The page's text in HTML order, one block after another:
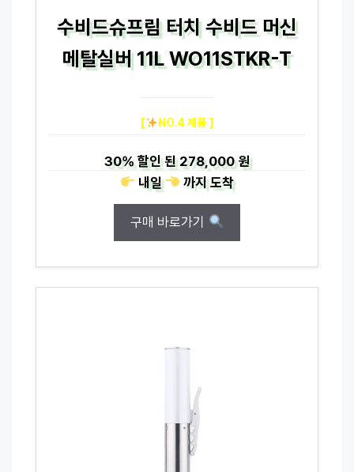
수비드슈프림 터치 수비드 머신
메탈실버 11L WO11STKR-T
[ NO.4 제품 ]
30%할인 된278,000 원
내일
까지도착
구매 바로가기